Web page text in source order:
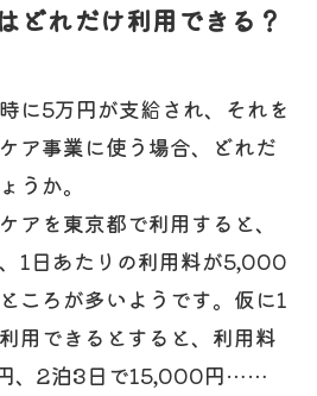
どれだけ利用できる？
に5万円が支給され、それを
ア事業に使う場合、どれだ
うか。
アを東京都で利用すると、
1日あたりの利用料が5,000
ころが多いようです。仮に1
用できるとすると、利用料
、2泊3日で15,000円……